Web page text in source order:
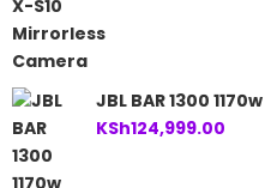
JBL BAR 1300 1170w
KSh124,999.00